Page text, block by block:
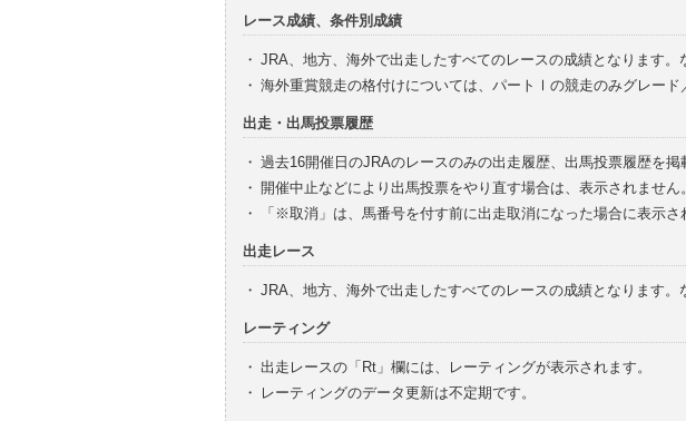
レース成績、条件別成績
・ JRA、地方、海外で出走したすべてのレースの成績となります
・ 海外重賞競走の格付けについては、パートⅠの競走のみグレード
出走・出馬投票履歴
・ 過去16開催日のJRAのレースのみの出走履歴、出馬投票履歴を掲
・ 開催中止などにより出馬投票をやり直す場合は、表示されません。
・
「※取消」は、馬番号を付す前に出走取消になった場合に表示さ
出走レース
・ JRA、地方、海外で出走したすべてのレースの成績となります
レーティング
・ 出走レースの「Rt」欄には、レーティングが表示されます。
・
レーティングのデータ更新は不定期です。